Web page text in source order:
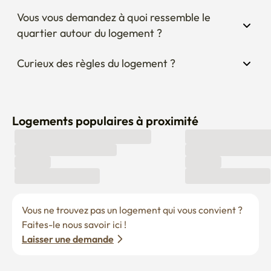
Vous vous demandez à quoi ressemble le
quartier autour du logement ?
Curieux des règles du logement ?
Logements populaires à proximité
Vous ne trouvez pas un logement qui vous convient ?
Faites-le nous savoir ici !
Laisser une demande